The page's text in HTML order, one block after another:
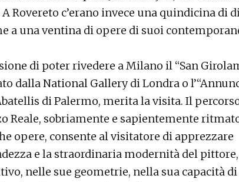
A Rovereto c’erano invece una quindicina di
a una ventina di opere di suoi
di poter rivedere a Milano il “San
dalla National Gallery di Londra o
di Palermo, merita la visita. Il
Reale, sobriamente e sapientemente
opere, consente al visitatore di apprezzare
e la straordinaria modernità del
nelle sue geometrie, nella sua capacità di